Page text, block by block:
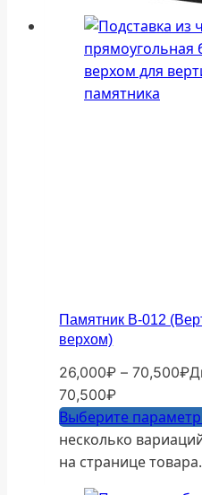
Памятник В-012
верхом)
26,000₽ – 70,500₽
70,500₽
Выберите
несколько
на странице товара.